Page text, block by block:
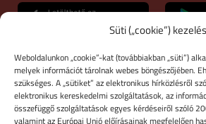
Süti („cookie”) kezelés
Weboldalunkon „cookie”-kat (továbbiakban „süti”)
melyek információt tárolnak webes böngészőjében.
szükséges. A „sütiket” az elektronikus hírközlésről
elektronikus kereskedelmi szolgáltatások, az
összefüggő szolgáltatások egyes kérdéseiről szóló
valamint az Európai Unió előírásainak megfelelően
ONLINE
PROGRAM
Böngészőből elérhető NAV-álló